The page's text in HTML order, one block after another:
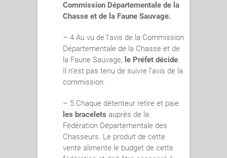
Commission Départementale de la
Chasse et de la Faune Sauvage.
– 4 Au vu de l’avis de la Commission
Départementale de la Chasse et de
la Faune Sauvage, le Préfet décide.
Il n’est pas tenu de suivre l’avis de la
commission.
– 5 Chaque détenteur retire et paie
les bracelets auprès de la
Fédération Départementale des
Chasseurs. Le produit de cette
vente alimente le budget de cette